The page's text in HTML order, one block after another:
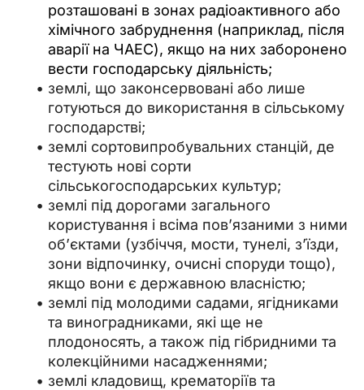
розташовані в зонах радіоактивного або
хімічного забруднення (наприклад, після
аварії на ЧАЕС), якщо на них заборонено
вести господарську діяльність;
землі, що законсервовані або лише
готуються до використання в сільському
господарстві;
землі сортовипробувальних станцій, де
тестують нові сорти
сільськогосподарських культур;
землі під дорогами загального
користування і всіма пов’язаними з ними
об’єктами (узбіччя, мости, тунелі, з’їзди,
зони відпочинку, очисні споруди тощо),
якщо вони є державною власністю;
землі під молодими садами, ягідниками
та виноградниками, які ще не
плодоносять, а також під гібридними та
колекційними насадженнями;
землі кладовищ, крематоріїв та